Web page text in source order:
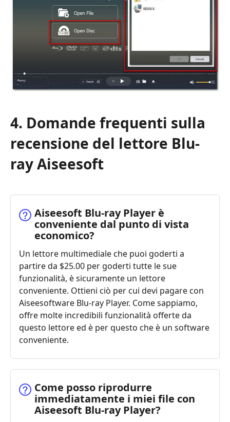
4. Domande frequenti sulla
recensione del lettore Blu-
ray Aiseesoft
Aiseesoft Blu-ray Player è
conveniente dal punto di vista
economico?
Un lettore multimediale che puoi goderti a
partire da $25.00 per goderti tutte le sue
funzionalità, è sicuramente un lettore
conveniente. Ottieni ciò per cui devi pagare con
Aiseesoftware Blu-ray Player. Come sappiamo,
offre molte incredibili funzionalità offerte da
questo lettore ed è per questo che è un software
conveniente.
Come posso riprodurre
immediatamente i miei file con
Aiseesoft Blu-ray Player?